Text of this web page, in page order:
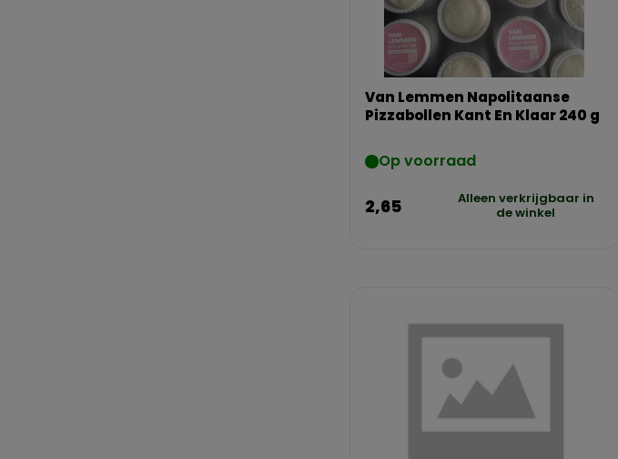
Van Lemmen Napolitaanse
Pizzabollen Kant En Klaar 240 g
Op voorraad
2,65
Alleen verkrijgbaar in
de winkel